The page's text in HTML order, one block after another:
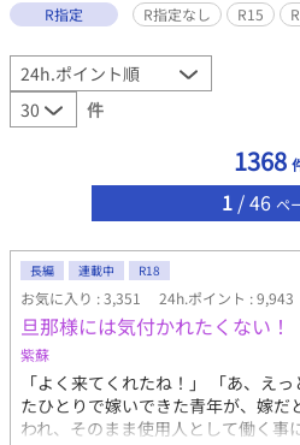
R指定
R指定なし R15
件
1368
1/ 46 ペ
長編 連載中 R18
お気に入り : 3,351 24h.ポイント : 9,943
旦那様には気付かれたくない！
紫蘇
「よく来てくれたね！」 「あ、え
たひとりで嫁いできた青年が、嫁だ
われ、そのまま使用人として働く事